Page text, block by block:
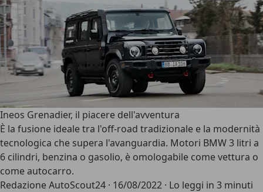
Ineos Grenadier, il piacere dell'avventura
È la fusione ideale tra l'off-road tradizionale e la modernità
tecnologica che supera l'avanguardia. Motori BMW 3 litri a
6 cilindri, benzina o gasolio, è omologabile come vettura o
come autocarro.
Redazione AutoScout24 · 16/08/2022 · Lo leggi in 3 minuti